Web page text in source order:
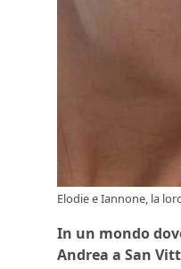
Elodie e Iannone, la
In un mondo
Andrea a San